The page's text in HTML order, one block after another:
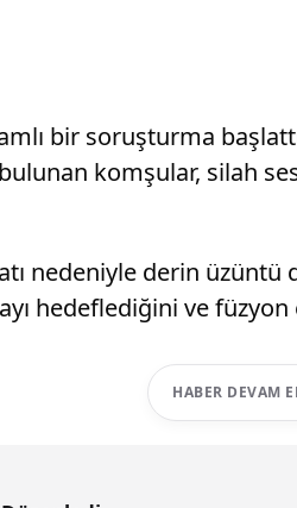
bir soruşturma
komşular, silah
nedeniyle derin üzüntü
hedeflediğini ve
HABER DEVAM